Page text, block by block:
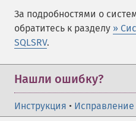
За подробностями о
обратитесь к разделу »
SQLSRV.
Нашли ошибку?
Инструкция • Исправление